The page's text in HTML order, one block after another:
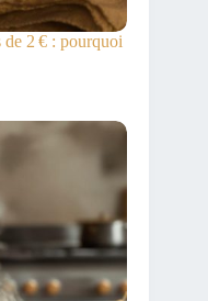
de 2 € : pourquoi